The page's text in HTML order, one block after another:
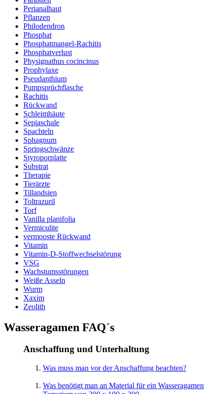
Perianalhaut
Pflanzen
Philodendron
Phosphat
Phosphatmangel-Rachitis
Phosphatverlust
Physignathus cocincinus
Prophylaxe
Pseudanthium
Pumpsprüchflasche
Rachitis
Rückwand
Schleimhäute
Sepiaschale
Spachteln
Sphagnum
Springschwänze
Styroporplatte
Substrat
Therapie
Tierärzte
Tillandsien
Toltrazuril
Torf
Vanilla planifolia
Vermiculite
vermooste Rückwand
Vitamin
Vitamin-D-Stoffwechselstörung
VSG
Wachstumsstörungen
Weiße Asseln
Wurm
Xaxim
Zeolith
Wasseragamen FAQ´s
Anschaffung und Unterhaltung
Was muss man vor der Anschaffung beachten?
Was benötigt man an Material für ein Wasseragamen